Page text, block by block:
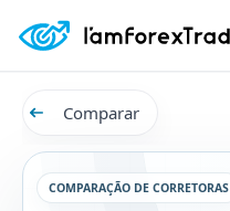
Comparar
COMPARAÇÃO DE CORRETORAS